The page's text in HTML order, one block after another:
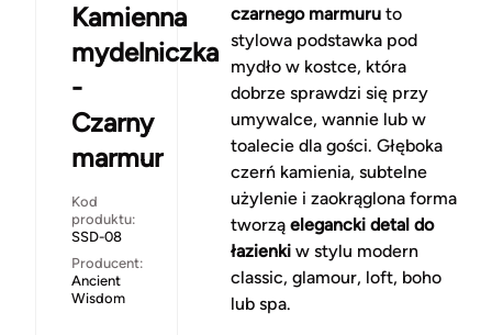
Kamienna
mydelniczka
-
Czarny
marmur
Kod
produktu:
SSD-08
Producent:
Ancient
Wisdom
czarnego marmuruto
stylowa podstawka pod
mydło w kostce, która
dobrze sprawdzi się przy
umywalce, wannie lub w
toalecie dla gości. Głęboka
czerń kamienia, subtelne
użylenie i zaokrąglona forma
tworzą elegancki detal do
łazienkiw stylu modern
classic, glamour, loft, boho
lub spa.